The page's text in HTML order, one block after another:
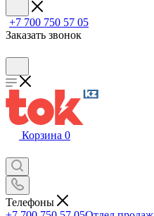
+7 700 750 57 05
Заказать звонок
Корзина 0
Телефоны